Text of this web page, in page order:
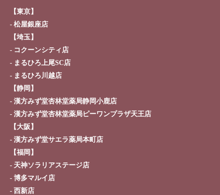
症状別 漢方の教え
店舗を探す
漢方みず堂とは
お知らせ
【東京】
松屋銀座店
【埼玉】
コクーンシティ店
まるひろ上尾SC店
まるひろ川越店
【静岡】
漢方みず堂杏林堂薬局静岡小鹿店
漢方みず堂杏林堂薬局ピーワンプラザ天王店
【大阪】
漢方みず堂サエラ薬局本町店
【福岡】
天神ソラリアステージ店
博多マルイ店
西新店